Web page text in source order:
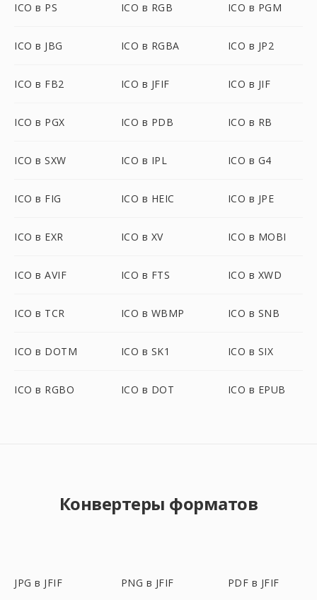
ICO в PS ICO в RGB ICO в PGM
ICO в JBG ICO в RGBA ICO в JP2
ICO в FB2 ICO в JFIF ICO в JIF
ICO в PGX ICO в PDB ICO в RB
ICO в SXW ICO в IPL ICO в G4
ICO в FIG ICO в HEIC ICO в JPE
ICO в EXR ICO в XV ICO в MOBI
ICO в AVIF ICO в FTS ICO в XWD
ICO в TCR ICO в WBMP ICO в SNB
ICO в DOTM ICO в SK1 ICO в SIX
ICO в RGBO ICO в DOT ICO в EPUB
Конвертеры форматов
JPG в JFIF PNG в JFIF PDF в JFIF